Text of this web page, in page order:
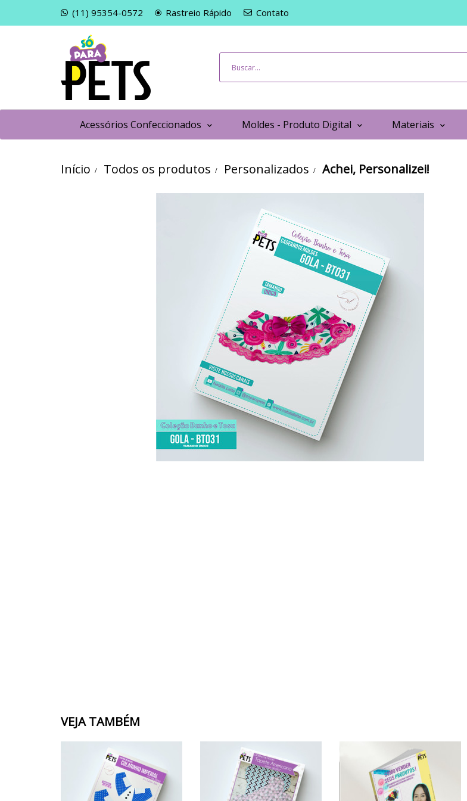
(11) 95354-0572 Rastreio Rápido Contato
Acessórios Confeccionados Moldes - Produto Digital Materiais
Início Todos os produtos Personalizados Achei, Personalizei!
VEJA TAMBÉM